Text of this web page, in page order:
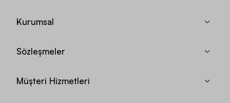
Kurumsal
Sözleşmeler
Müşteri Hizmetleri